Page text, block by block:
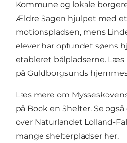
Kommune og lokale
Ældre Sagen hjulpet med
motionspladsen, mens
elever har opfundet søens
etableret bålpladserne.
på Guldborgsunds
Læs mere om
på Book en Shelter. Se
over Naturlandet Lolland-
mange shelterpladser her.